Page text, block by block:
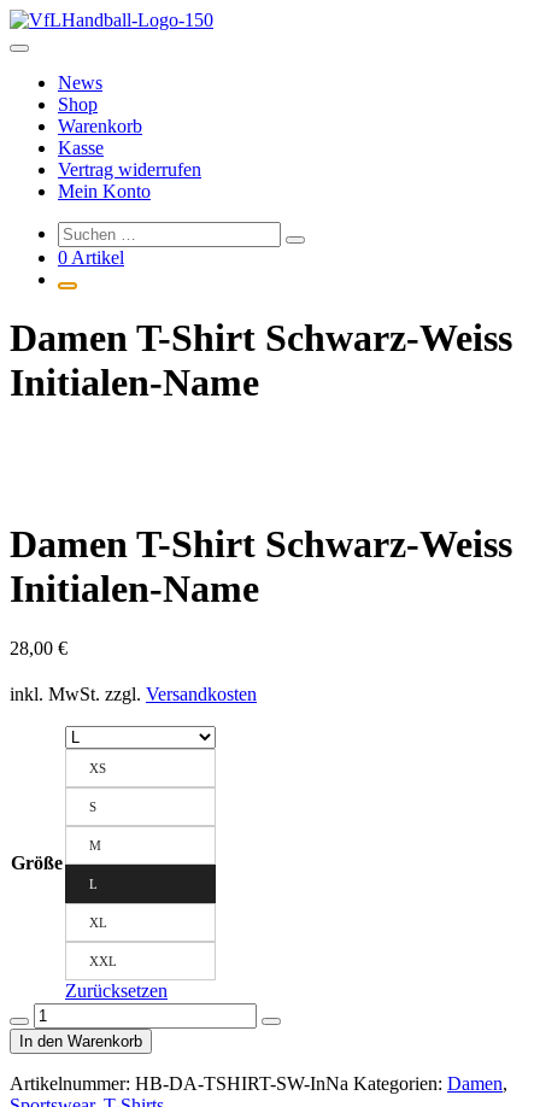
Zum
Inhalt
News
Shop
Warenkorb
Kasse
Vertrag widerrufen
Mein Konto
0 Artikel
Damen T-Shirt Schwarz-Weiss
Initialen-Name
Damen T-Shirt Schwarz-Weiss
Initialen-Name
28,00 €
inkl. MwSt. zzgl. Versandkosten
Größe
XS
S
M
L
XL
XXL
Zurücksetzen
Damen
T-
Shirt
Schwarz-
Weiss
In den Warenkorb
Artikelnummer: HB-DA-TSHIRT-SW-InNa Kategorien: Damen,